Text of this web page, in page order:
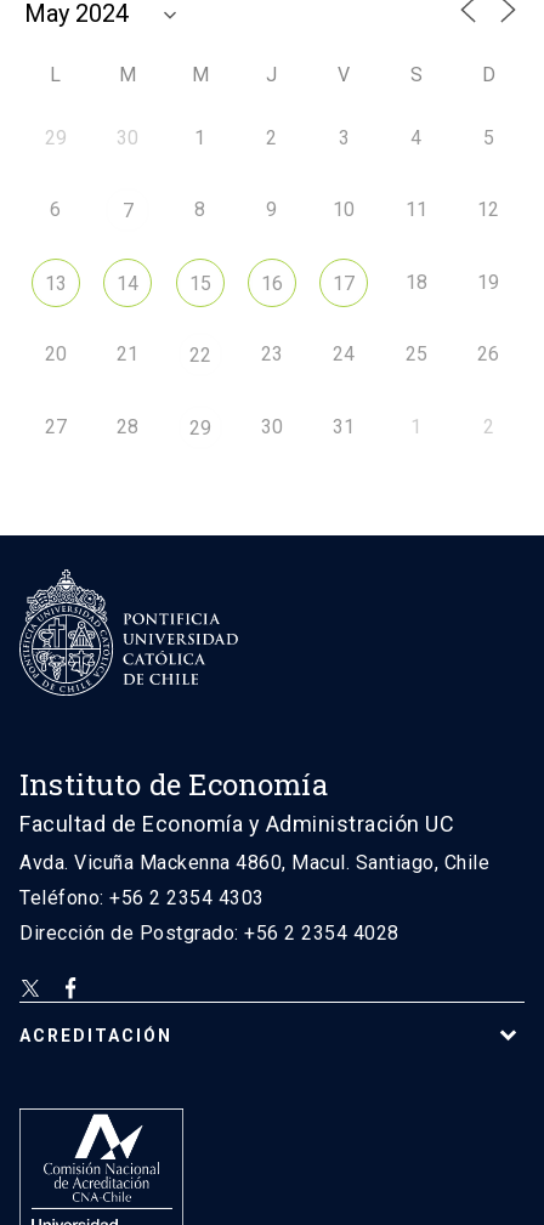
L M M J V S D
29 30 1 2 3 4 5
6 7 8 9 10 11 12
13 14 15 16 17 18 19
20 21 22 23 24 25 26
27 28 29 30 31 1 2
Instituto de Economía
Facultad de Economía y Administración UC
Avda. Vicuña Mackenna 4860, Macul. Santiago, Chile
Teléfono: +56 2 2354 4303
Dirección de Postgrado: +56 2 2354 4028
ACREDITACIÓN